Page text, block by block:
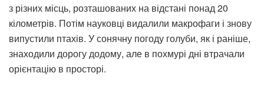
з різних місць, розташованих на відстані понад 20
кілометрів. Потім науковці видалили макрофаги і знову
випустили птахів. У сонячну погоду голуби, як і раніше,
знаходили дорогу додому, але в похмурі дні втрачали
орієнтацію в просторі.